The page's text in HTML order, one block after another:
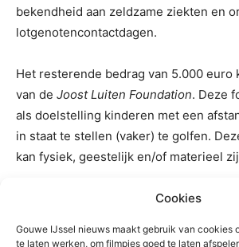
Cookies
Gouwe IJssel nieuws maakt gebruik van cookies
te laten werken, om filmpjes goed te laten
bekendheid aan zeldzame ziekten en
lotgenotencontactdagen.
Het resterende bedrag van 5.000 euro
van de Joost Luiten Foundation. Deze
als doelstelling kinderen met een
in staat te stellen (vaker) te golfen.
kan fysiek, geestelijk en/of materieel